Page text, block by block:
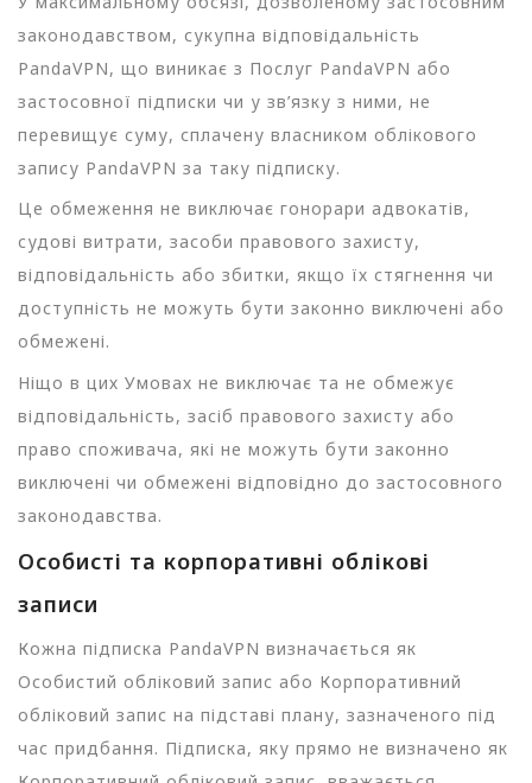
законодавством, сукупна відповідальність
PandaVPN, що виникає з Послуг PandaVPN або
застосовної підписки чи у зв’язку з ними, не
перевищує суму, сплачену власником облікового
запису PandaVPN за таку підписку.
Це обмеження не виключає гонорари адвокатів,
судові витрати, засоби правового захисту,
відповідальність або збитки, якщо їх стягнення чи
доступність не можуть бути законно виключені або
обмежені.
Ніщо в цих Умовах не виключає та не обмежує
відповідальність, засіб правового захисту або
право споживача, які не можуть бути законно
виключені чи обмежені відповідно до застосовного
законодавства.
Особисті та корпоративні облікові
записи
Кожна підписка PandaVPN визначається як
Особистий обліковий запис або Корпоративний
обліковий запис на підставі плану, зазначеного під
час придбання. Підписка, яку прямо не визначено як